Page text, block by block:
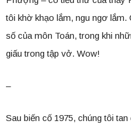
tôi khờ khạo lắm, ngu ngơ
số của môn Toán, trong khi
giấu trong tập vở. Wow!
–
Sau biến cố 1975, chúng tôi